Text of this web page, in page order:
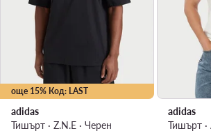
още 15% Код: LAST
adidas
Тишърт · Z.N.E · Черен
adidas
Тишърт ·